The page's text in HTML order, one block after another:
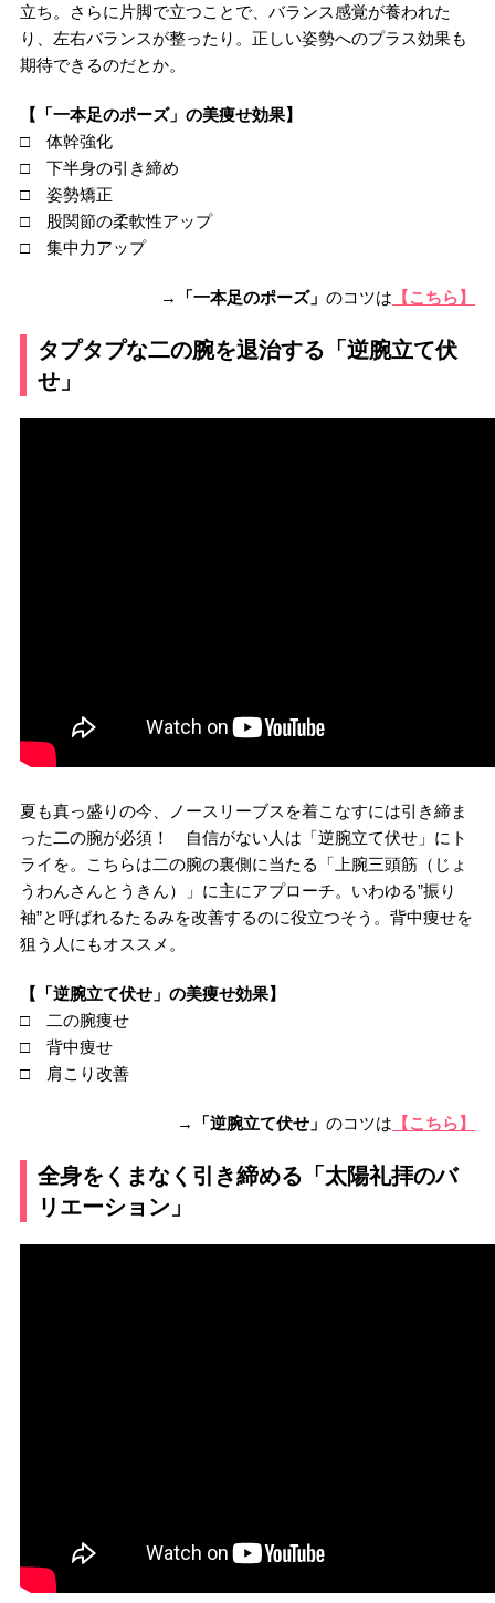
立ち。さらに片脚で立つことで、バランス感覚が養われた
り、左右バランスが整ったり。正しい姿勢へのプラス効果も
期待できるのだとか。
【「一本足のポーズ」の美痩せ効果】
□ 体幹強化
□ 下半身の引き締め
□ 姿勢矯正
□ 股関節の柔軟性アップ
□ 集中力アップ
→ 「一本足のポーズ」のコツは 【こちら】
タプタプな二の腕を退治する「逆腕立て伏
せ」
夏も真っ盛りの今、ノースリーブスを着こなすには引き締ま
った二の腕が必須！ 自信がない人は「逆腕立て伏せ」にト
ライを。こちらは二の腕の裏側に当たる「上腕三頭筋（じょ
うわんさんとうきん）」に主にアプローチ。いわゆる”振り
袖”と呼ばれるたるみを改善するのに役立つそう。背中痩せを
狙う人にもオススメ。
【「逆腕立て伏せ」の美痩せ効果】
□ 二の腕痩せ
□ 背中痩せ
□ 肩こり改善
→ 「逆腕立て伏せ」のコツは 【こちら】
全身をくまなく引き締める「太陽礼拝のバ
リエーション」